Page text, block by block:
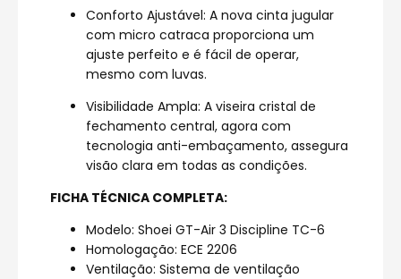
Conforto Ajustável: A nova cinta jugular
com micro catraca proporciona um
ajuste perfeito e é fácil de operar,
mesmo com luvas.
Visibilidade Ampla: A viseira cristal de
fechamento central, agora com
tecnologia anti-embaçamento, assegura
visão clara em todas as condições.
FICHA TÉCNICA COMPLETA:
Modelo: Shoei GT-Air 3 Discipline TC-6
Homologação: ECE 2206
Ventilação: Sistema de ventilação